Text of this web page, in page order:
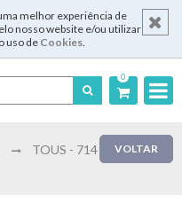
melhor experiência de
nosso website e/ou utilizar
uso de Cookies.
0
VOLTAR
TOUS - 714